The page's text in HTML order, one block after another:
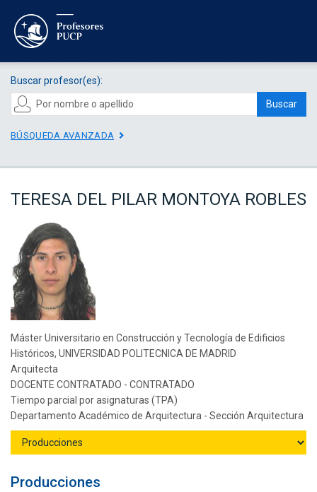
Buscar profesor(es):
Buscar
BÚSQUEDA AVANZADA
TERESA DEL PILAR MONTOYA ROBLES
Máster Universitario en Construcción y Tecnología de Edificios
Históricos, UNIVERSIDAD POLITECNICA DE MADRID
Arquitecta
DOCENTE CONTRATADO - CONTRATADO
Tiempo parcial por asignaturas (TPA)
Departamento Académico de Arquitectura - Sección Arquitectura
Producciones